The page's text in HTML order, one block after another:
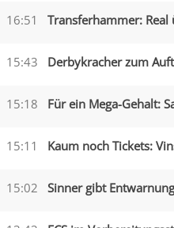
16:51 Transferhammer:
15:43
15:18 Für ein Mega-Gehalt:
15:11 Kaum noch Tickets:
15:02 Sinner gibt